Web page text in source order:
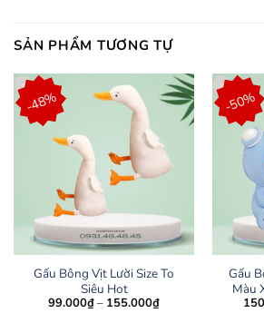
SẢN PHẨM TƯƠNG TỰ
-48%
Gấu Bông Vịt Lười Size To
Siêu Hot
99.000₫– 155.000₫Khoảng
-50%
Gấu
Màu